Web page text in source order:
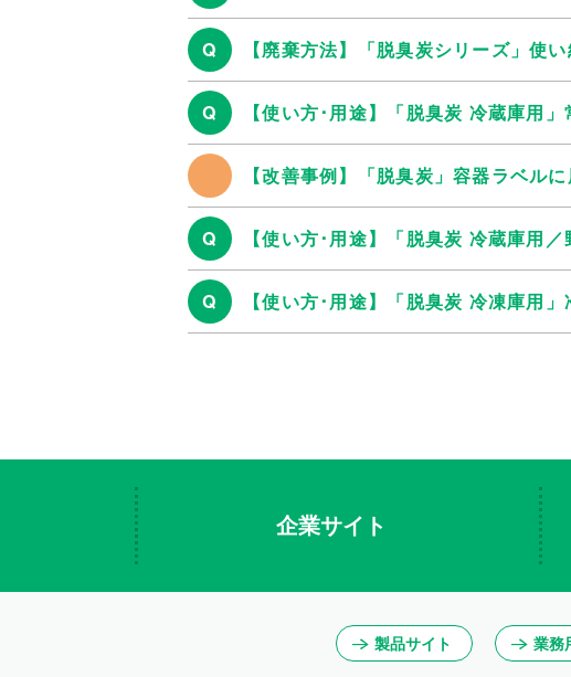
Q 【廃棄方法】「脱臭炭シリーズ」使
Q 【使い方･用途】「脱臭炭 冷蔵庫用
【改善事例】「脱臭炭」容器ラベル
Q 【使い方･用途】「脱臭炭 冷蔵庫用
Q 【使い方･用途】「脱臭炭 冷凍庫用
企業サイト
製品サイト 業務